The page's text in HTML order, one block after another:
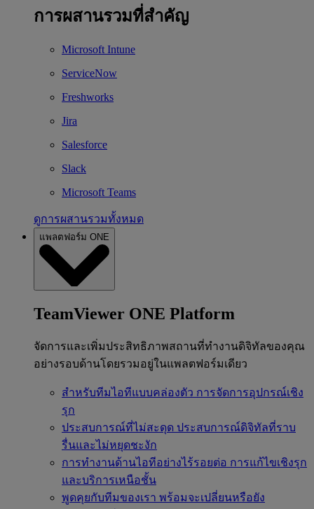
การผสานรวมที่สำคัญ
Microsoft Intune
ServiceNow
Freshworks
Jira
Salesforce
Slack
Microsoft Teams
ดูการผสานรวมทั้งหมด
แพลตฟอร์ม ONE
TeamViewer ONE Platform
จัดการและเพิ่มประสิทธิภาพสถานที่ทำงานดิจิทัลของคุณ
อย่างรอบด้านโดยรวมอยู่ในแพลตฟอร์มเดียว
สำหรับทีมไอทีแบบคล่องตัว การจัดการอุปกรณ์เชิง
รุก
ประสบการณ์ที่ไม่สะดุด ประสบการณ์ดิจิทัลที่ราบ
รื่นและไม่หยุดชะงัก
การทำงานด้านไอทีอย่างไร้รอยต่อ การแก้ไขเชิงรุก
และบริการเหนือชั้น
พูดคุยกับทีมของเรา พร้อมจะเปลี่ยนหรือยัง